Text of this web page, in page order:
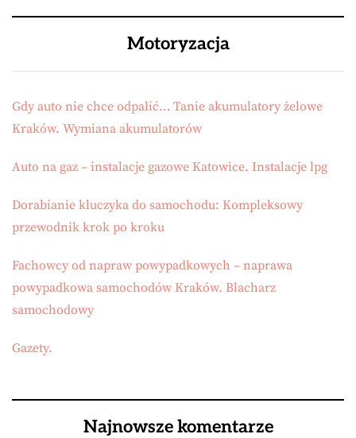
Motoryzacja
Gdy auto nie chce odpalić… Tanie akumulatory żelowe
Kraków. Wymiana akumulatorów
Auto na gaz – instalacje gazowe Katowice. Instalacje lpg
Dorabianie kluczyka do samochodu: Kompleksowy
przewodnik krok po kroku
Fachowcy od napraw powypadkowych – naprawa
powypadkowa samochodów Kraków. Blacharz
samochodowy
Gazety.
Najnowsze komentarze